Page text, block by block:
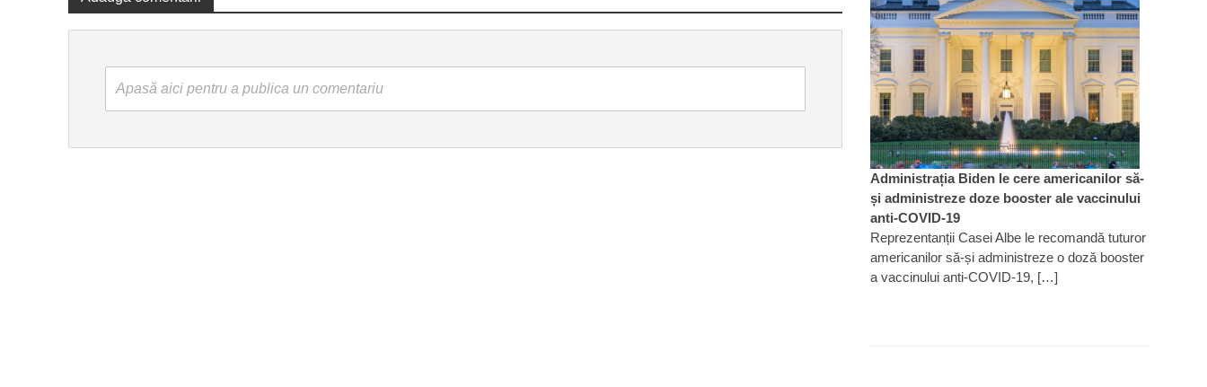
Apasă aici pentru a publica un comentariu
Administrația Biden le cere americanilor să-
și administreze doze booster ale vaccinului
anti-COVID-19
Reprezentanții Casei Albe le recomandă tuturor
americanilor să-și administreze o doză booster
a vaccinului anti-COVID-19, […]